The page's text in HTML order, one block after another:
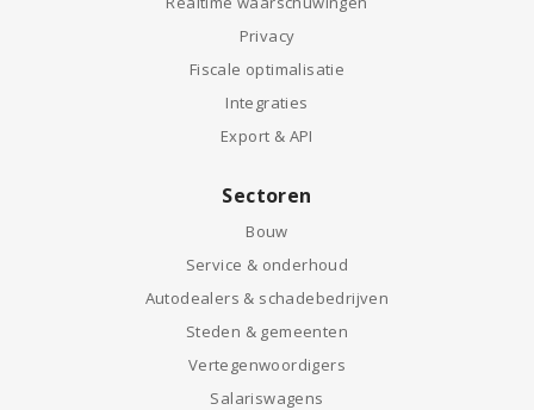
Privacy
Fiscale optimalisatie
Integraties
Export & API
Sectoren
Bouw
Service & onderhoud
Autodealers & schadebedrijven
Steden & gemeenten
Vertegenwoordigers
Salariswagens